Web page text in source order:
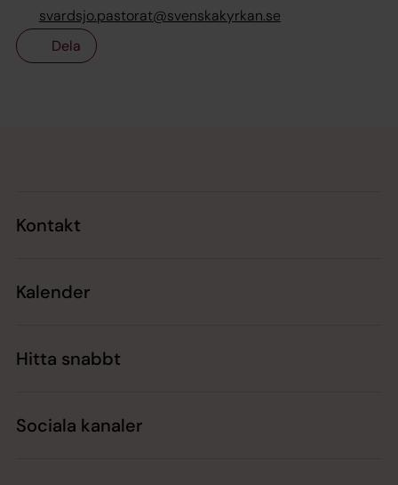
svardsjo.pastorat@svenskakyrkan.se
Dela
Kontakt
Kalender
Hitta snabbt
Sociala kanaler